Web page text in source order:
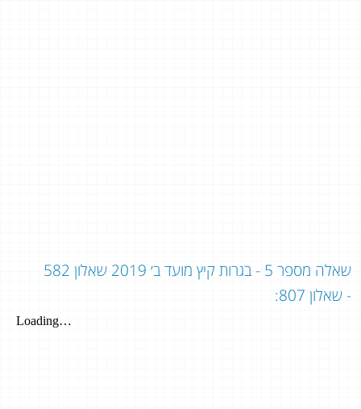
שאלה מספר 5 - בגרות קיץ מועד ב׳ 2019 שאלון 582
- שאלון 807: